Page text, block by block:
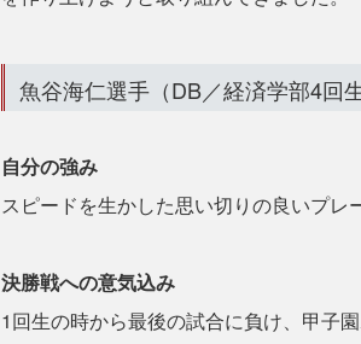
魚谷海仁選手（DB／経済学部4回
自分の強み
スピードを生かした思い切りの良いプレ
決勝戦への意気込み
1回生の時から最後の試合に負け、甲子